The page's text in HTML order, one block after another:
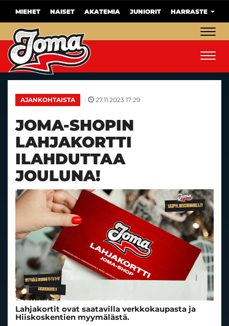
MIEHET NAISET AKATEMIA JUNIORIT HARRASTE
AJANKOHTAISTA | 27.11.2023 17:29
JOMA-SHOPIN
LAHJAKORTTI
ILAHDUTTAA
JOULUNA!
Lahjakortit ovat saatavilla verkkokaupasta ja
Hiiskoskentien myymälästä.